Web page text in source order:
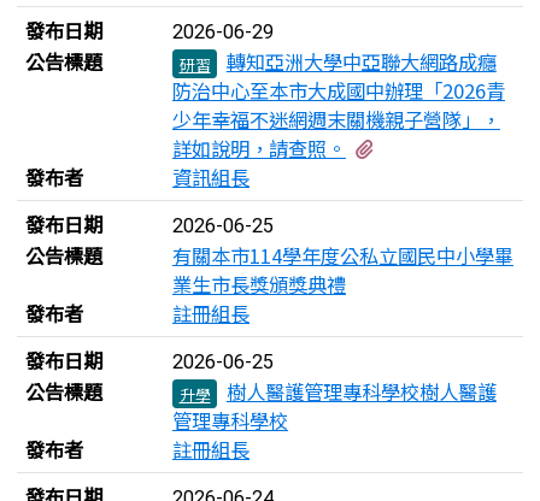
發布日期
2026-06-29
公告標題 研習
轉知亞洲大學中亞聯大網路成癮
防治中心至本市大成國中辦理「2026青
少年幸福不迷網週末關機親子營隊」，
詳如說明，請查照。
發布者
資訊組長
發布日期
2026-06-25
公告標題
有關本市114學年度公私立國民中小學畢
業生市長獎頒獎典禮
發布者
註冊組長
發布日期
2026-06-25
公告標題 升學
樹人醫護管理專科學校樹人醫護
管理專科學校
發布者
註冊組長